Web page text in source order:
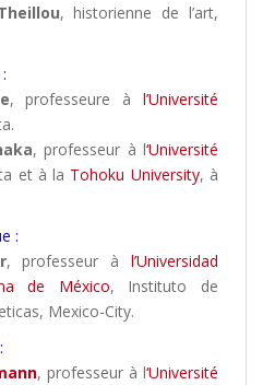
, historienne de l’art,
, professeure àl’Université
, professeur à l‘Université
et à la Tohoku University, à
:
, professeur à l’Universidad
de México, Instituto de
Mexico-City.
, professeur à l‘Université